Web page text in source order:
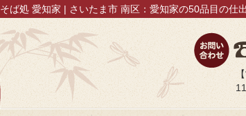
そば処 愛知家 | さいたま市 南区：愛知家の50品目の仕